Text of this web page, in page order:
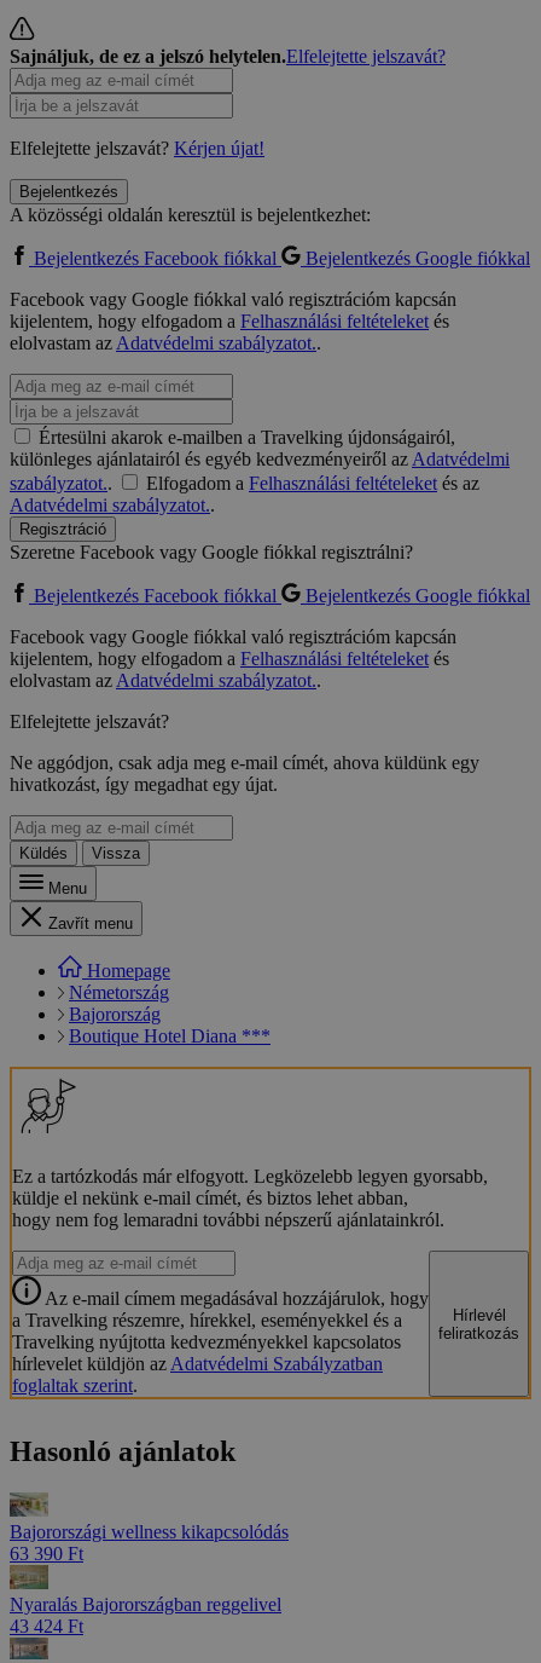
Sajnáljuk, de ez a jelszó helytelen.Elfelejtette jelszavát?
Elfelejtette jelszavát? Kérjen újat!
Bejelentkezés
A közösségi oldalán keresztül is bejelentkezhet:
Bejelentkezés Facebook fiókkal
Bejelentkezés Google fiókkal
Facebook vagy Google fiókkal való regisztrációm kapcsán
kijelentem, hogy elfogadom a Felhasználási feltételeketés
elolvastam azAdatvédelmi szabályzatot..
Értesülni akarok e-mailben a Travelking újdonságairól,
különleges ajánlatairól és egyéb kedvezményeiről azAdatvédelmi
szabályzatot.. Elfogadom a Felhasználási feltételeketés az
Adatvédelmi szabályzatot..
Regisztráció
Szeretne Facebook vagy Google fiókkal regisztrálni?
Bejelentkezés Facebook fiókkal
Bejelentkezés Google fiókkal
Facebook vagy Google fiókkal való regisztrációm kapcsán
kijelentem, hogy elfogadom a Felhasználási feltételeketés
elolvastam azAdatvédelmi szabályzatot..
Elfelejtette jelszavát?
Ne aggódjon, csak adja meg e-mail címét, ahova küldünk egy
hivatkozást, így megadhat egy újat.
Küldés
Vissza
Menu
Zavřít menu
Homepage
Németország
Bajorország
Boutique Hotel Diana ***
Ez a tartózkodás már elfogyott. Legközelebb legyen gyorsabb,
küldje el nekünk e-mail címét, és biztos lehet abban,
hogy nem fog lemaradni további népszerű ajánlatainkról.
Az e-mail címem megadásával hozzájárulok, hogy
a Travelking részemre, hírekkel, eseményekkel és a
Travelking nyújtotta kedvezményekkel kapcsolatos
hírlevelet küldjön azAdatvédelmi Szabályzatban
foglaltak szerint.
Hírlevél
feliratkozás
Hasonló ajánlatok
Bajorországi wellness kikapcsolódás
63 390 Ft
Nyaralás Bajorországban reggelivel
43 424 Ft